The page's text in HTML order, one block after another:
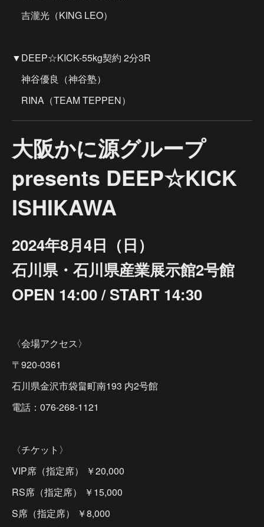
吉瀧光（KING LEO）
▼DEEP☆KICK-55kg契約 2分3R
神谷優良（神谷塾）
RINA（TEAM TEPPEN）
大阪かに源グループ
presents DEEP☆KICK
ISHIKAWA
2024年8月4日（日）
石川県・石川県産業展示館2号館
OPEN 14:00 / START 14:30
〈会場アクセス〉
〒920-0361
石川県金沢市袋畠町南193 内2号館
電話：076-268-1121
〈チケット〉
VIP席（指定席） ￥20,000
RS席（指定席） ￥15,000
S席（指定席） ￥8,000